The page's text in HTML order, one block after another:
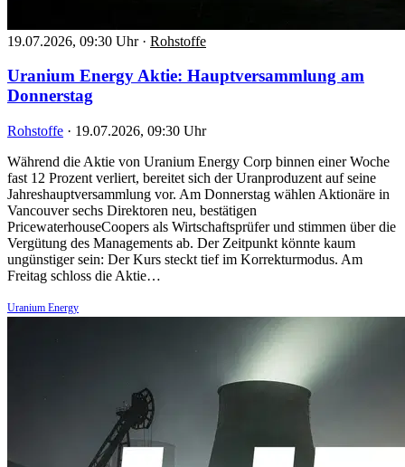
19.07.2026, 09:30 Uhr · Rohstoffe
Uranium Energy Aktie: Hauptversammlung am
Donnerstag
Rohstoffe · 19.07.2026, 09:30 Uhr
Während die Aktie von Uranium Energy Corp binnen einer Woche
fast 12 Prozent verliert, bereitet sich der Uranproduzent auf seine
Jahreshauptversammlung vor. Am Donnerstag wählen Aktionäre in
Vancouver sechs Direktoren neu, bestätigen
PricewaterhouseCoopers als Wirtschaftsprüfer und stimmen über die
Vergütung des Managements ab. Der Zeitpunkt könnte kaum
ungünstiger sein: Der Kurs steckt tief im Korrekturmodus. Am
Freitag schloss die Aktie…
Uranium Energy